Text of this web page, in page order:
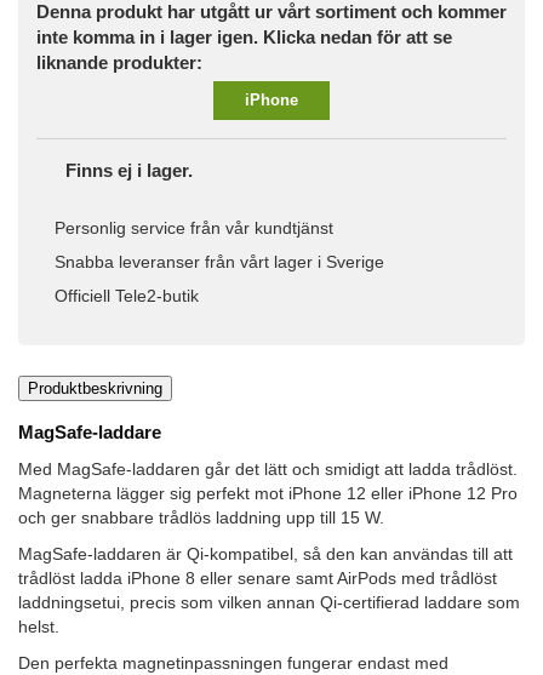
Denna produkt har utgått ur vårt sortiment och kommer
inte komma in i lager igen. Klicka nedan för att se
liknande produkter:
iPhone
Finns ej i lager.
Personlig service från vår kundtjänst
Snabba leveranser från vårt lager i Sverige
Officiell Tele2-butik
Produktbeskrivning
MagSafe-laddare
Med MagSafe-laddaren går det lätt och smidigt att ladda trådlöst.
Magneterna lägger sig perfekt mot iPhone 12 eller iPhone 12 Pro
och ger snabbare trådlös laddning upp till 15 W.
MagSafe-laddaren är Qi-kompatibel, så den kan användas till att
trådlöst ladda iPhone 8 eller senare samt AirPods med trådlöst
laddningsetui, precis som vilken annan Qi-certifierad laddare som
helst.
Den perfekta magnetinpassningen fungerar endast med